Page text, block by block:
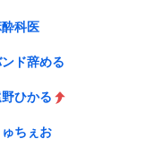
酔科医
ド辞める
ひかる
ゅちぇお